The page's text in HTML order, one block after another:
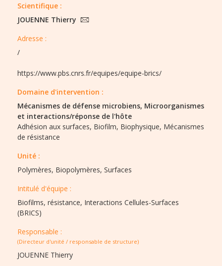
Scientifique :
JOUENNE Thierry
Adresse :
/
https://www.pbs.cnrs.fr/equipes/equipe-brics/
Domaine d'intervention :
Mécanismes de défense microbiens, Microorganismes
et interactions/réponse de l'hôte
Adhésion aux surfaces, Biofilm, Biophysique, Mécanismes
de résistance
Unité :
Polymères, Biopolymères, Surfaces
Intitulé d'équipe :​
Biofilms, résistance, Interactions Cellules-Surfaces
(BRICS)
Responsable :
(Directeur d'unité / responsable de structure)
JOUENNE Thierry